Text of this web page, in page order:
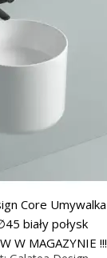
Core Umywalka
biały połysk
W MAGAZYNIE !!!